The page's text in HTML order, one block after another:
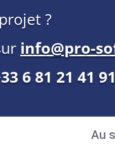
?
info@pro-
6 81 21 41 91
Au